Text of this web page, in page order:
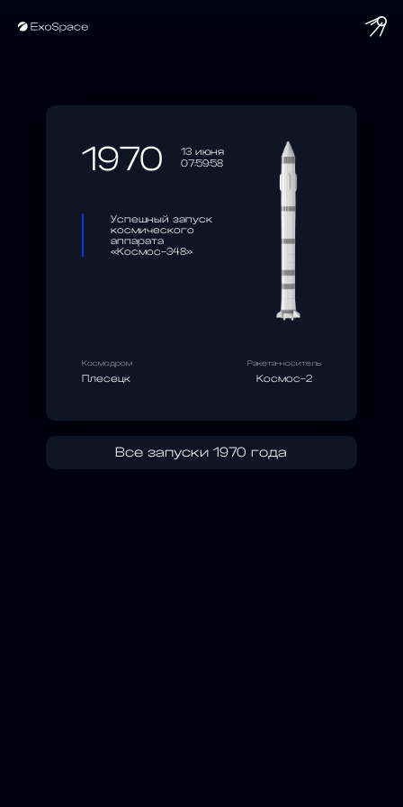
1970
13 июня
07:59:58
Успешный запуск
космического
аппарата
«Космос-348»
Космодром
Плесецк
Ракета-носитель
Космос-2
Все запуски 1970 года